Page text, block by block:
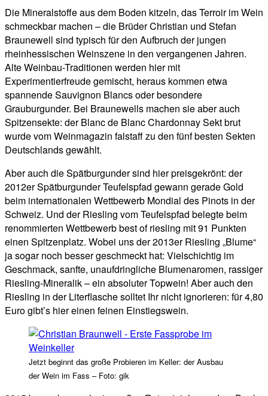
Die Mineralstoffe aus dem Boden kitzeln, das Terroir im Wein
schmeckbar machen – die Brüder Christian und Stefan
Braunewell sind typisch für den Aufbruch der jungen
rheinhessischen Weinszene in den vergangenen Jahren.
Alte Weinbau-Traditionen werden hier mit
Experimentierfreude gemischt, heraus kommen etwa
spannende Sauvignon Blancs oder besondere
Grauburgunder. Bei Braunewells machen sie aber auch
Spitzensekte: der Blanc de Blanc Chardonnay Sekt brut
wurde vom Weinmagazin falstaff zu den fünf besten Sekten
Deutschlands gewählt.
Aber auch die Spätburgunder sind hier preisgekrönt: der
2012er Spätburgunder Teufelspfad gewann gerade Gold
beim internationalen Wettbewerb Mondial des Pinots in der
Schweiz. Und der Riesling vom Teufelspfad belegte beim
renommierten Wettbewerb best of riesling mit 91 Punkten
einen Spitzenplatz. Wobei uns der 2013er Riesling „Blume“
ja sogar noch besser geschmeckt hat: Vielschichtig im
Geschmack, sanfte, unaufdringliche Blumenaromen, rassiger
Riesling-Mineralik – ein absoluter Topwein! Aber auch den
Riesling in der Literflasche solltet Ihr nicht ignorieren: für 4,80
Euro gibt’s hier einen feinen Einstiegswein.
Jetzt beginnt das große Probieren im Keller: der Ausbau
der Wein im Fass – Foto: gik